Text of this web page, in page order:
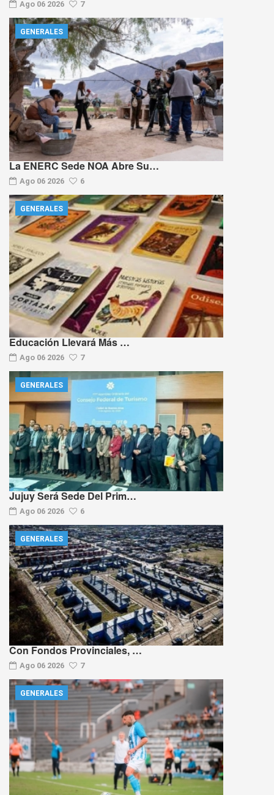
Ago 06 2026 7
La ENERC Sede NOA Abre Su…
Ago 06 2026 6
GENERALES
Educación Llevará Más …
Ago 06 2026 7
GENERALES
Jujuy Será Sede Del Prim…
Ago 06 2026 6
GENERALES
Con Fondos Provinciales, …
Ago 06 2026 7
GENERALES
GENERALES